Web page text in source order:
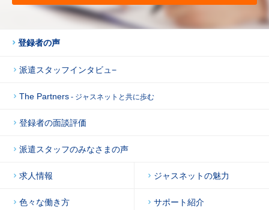
登録者の声
派遣スタッフインタビュ−
The Partners - ジャスネットと共に歩む
登録者の面談評価
派遣スタッフのみなさまの声
求人情報 ジャスネットの魅力
色々な働き方 サポート紹介